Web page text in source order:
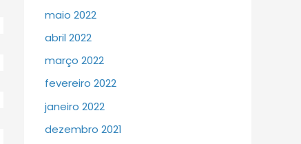
maio 2022
abril 2022
março 2022
fevereiro 2022
janeiro 2022
dezembro 2021